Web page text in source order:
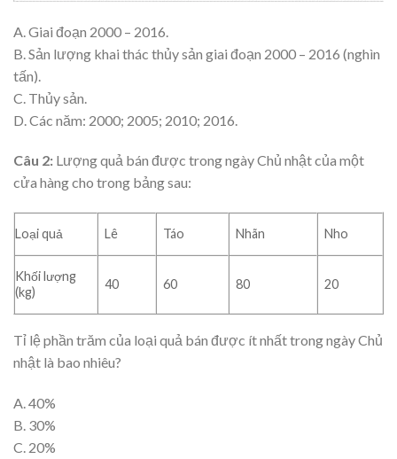
A. Giai đoạn 2000 – 2016.
B. Sản lượng khai thác thủy sản giai đoạn 2000 – 2016 (nghìn
tấn).
C. Thủy sản.
D. Các năm: 2000; 2005; 2010; 2016.
Câu 2: Lượng quả bán được trong ngày Chủ nhật của một
cửa hàng cho trong bảng sau:
Loại quả Lê Táo Nhãn Nho
Khối lượng
(kg)
40 60 80 20
Tỉ lệ phần trăm của loại quả bán được ít nhất trong ngày Chủ
nhật là bao nhiêu?
A. 40%
B. 30%
C. 20%